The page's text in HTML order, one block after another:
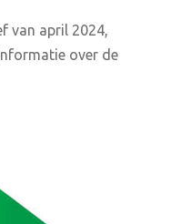
van april 2024,
over de